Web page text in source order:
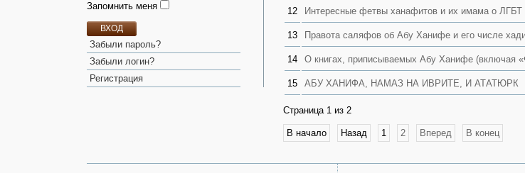
Запомнить меня
ВХОД
Забыли пароль?
Забыли логин?
Регистрация
12 Интересные фетвы ханафитов и их имама о ЛГБТ
13 Правота саляфов об Абу Ханифе и его числе
14 О книгах, приписываемых Абу Ханифе (включая
15 АБУ ХАНИФА, НАМАЗ НА ИВРИТЕ, И АТАТЮРК
Страница 1 из 2
В начало Назад 1 2 Вперед В конец